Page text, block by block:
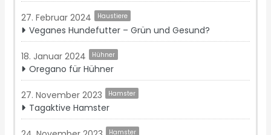
27. Februar 2024 Haustiere
Veganes Hundefutter – Grün und Gesund?
18. Januar 2024 Hühner
Oregano für Hühner
27. November 2023 Hamster
Tagaktive Hamster
Hamster